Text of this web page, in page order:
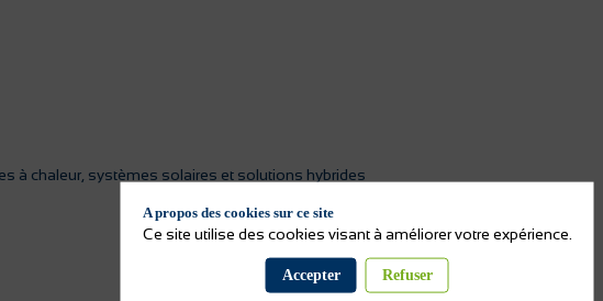
à chaleur, systèmes solaires et solutions hybrides
A propos des cookies sur ce site
Ce site utilise des cookies visant à améliorer votre expérience.
Accepter Refuser